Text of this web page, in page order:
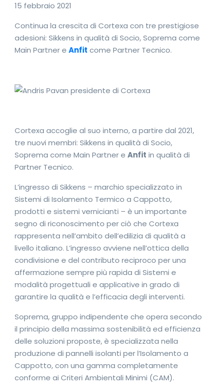
15 febbraio 2021
Continua la crescita di Cortexa con tre prestigiose
adesioni: Sikkens in qualità di Socio, Soprema come
Main Partner e Anfit come Partner Tecnico.
Cortexa accoglie al suo interno, a partire dal 2021,
tre nuovi membri: Sikkens in qualità di Socio,
Soprema come Main Partner e Anfit in qualità di
Partner Tecnico.
L’ingresso di Sikkens – marchio specializzato in
Sistemi di Isolamento Termico a Cappotto,
prodotti e sistemi vernicianti – è un importante
segno di riconoscimento per ciò che Cortexa
rappresenta nell’ambito dell’edilizia di qualità a
livello italiano. L’ingresso avviene nell’ottica della
condivisione e del contributo reciproco per una
affermazione sempre più rapida di Sistemi e
modalità progettuali e applicative in grado di
garantire la qualità e l’efficacia degli interventi.
Soprema, gruppo indipendente che opera secondo
il principio della massima sostenibilità ed efficienza
delle soluzioni proposte, è specializzata nella
produzione di pannelli isolanti per l’Isolamento a
Cappotto, con una gamma completamente
conforme ai Criteri Ambientali Minimi (CAM).